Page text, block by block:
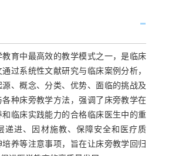
教育中最高效的教学模式之一，是临床
过系统性文献研究与临床案例分析，
、概念、分类、优势、面临的挑战及
种床旁教学方法，强调了床旁教学在
临床实践能力的合格临床医生中的重
递进、因材施教、保障安全和医疗质
养等注意事项，旨在让床旁教学回归